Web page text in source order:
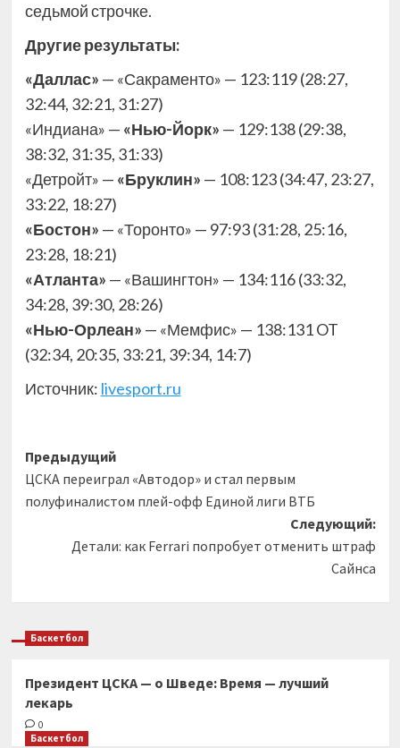
седьмой строчке.
Другие результаты:
«Даллас» — «Сакраменто» — 123:119 (28:27,
32:44, 32:21, 31:27)
«Индиана» — «Нью-Йорк» — 129:138 (29:38,
38:32, 31:35, 31:33)
«Детройт» — «Бруклин» — 108:123 (34:47, 23:27,
33:22, 18:27)
«Бостон» — «Торонто» — 97:93 (31:28, 25:16,
23:28, 18:21)
«Атланта» — «Вашингтон» — 134:116 (33:32,
34:28, 39:30, 28:26)
«Нью-Орлеан» — «Мемфис» — 138:131 OT
(32:34, 20:35, 33:21, 39:34, 14:7)
Источник: livesport.ru
Навигация
записи
Предыдущий
ЦСКА переиграл «Автодор» и стал первым
полуфиналистом плей-офф Единой лиги ВТБ
Следующий:
Детали: как Ferrari попробует отменить штраф
Сайнса
Баскетбол
Президент ЦСКА — о Шведе: Время — лучший
лекарь
0
Баскетбол